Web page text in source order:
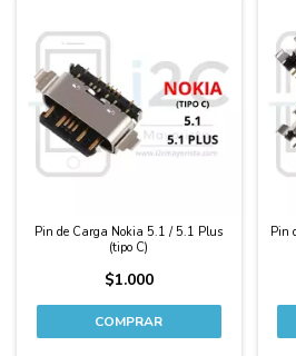
Pin de Carga Nokia 5.1 / 5.1 Plus
(tipo C)
$1.000
Pin